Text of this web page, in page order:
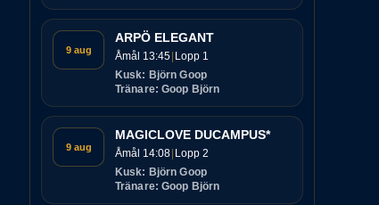
9 aug
ARPÖ ELEGANT
Åmål 13:45 Lopp 1
Kusk: Björn Goop
Tränare: Goop Björn
9 aug
MAGICLOVE DUCAMPUS*
Åmål 14:08 Lopp 2
Kusk: Björn Goop
Tränare: Goop Björn